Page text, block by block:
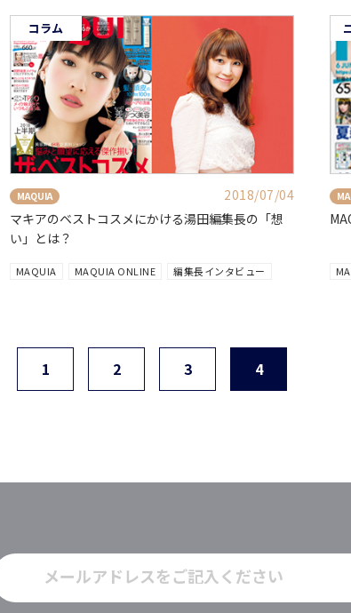
コラム
MAQUIA
2018/07/04
マキアのベストコスメにかける湯田編集長の「想
い」とは？
MAQUIA MAQUIA ONLINE 編集長インタビュー
1 2 3 4